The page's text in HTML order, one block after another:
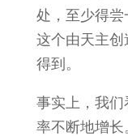
处，至少得
这个由天主
得到。
事实上，我们
率不断地增